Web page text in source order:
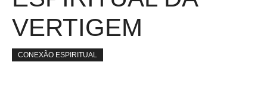
VERTIGEM
CONEXÃO ESPIRITUAL